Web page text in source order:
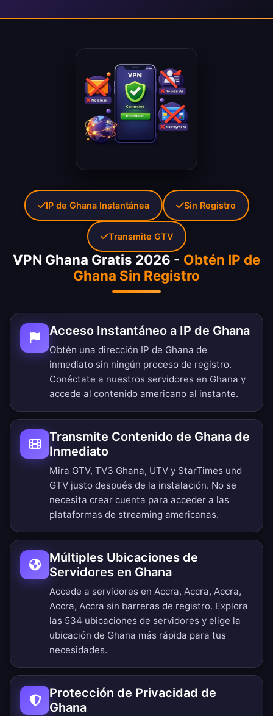
VPN Ghana Gratis 2026 - Obtén IP de
Ghana Sin Registro
Acceso Instantáneo a IP de Ghana
Obtén una dirección IP de Ghana de
inmediato sin ningún proceso de registro.
Conéctate a nuestros servidores en Ghana y
accede al contenido americano al instante.
Transmite Contenido de Ghana de
Inmediato
Mira GTV, TV3 Ghana, UTV y StarTimes und
GTV justo después de la instalación. No se
necesita crear cuenta para acceder a las
plataformas de streaming americanas.
Múltiples Ubicaciones de
Servidores en Ghana
Accede a servidores en Accra, Accra, Accra,
Accra, Accra sin barreras de registro. Explora
las 534 ubicaciones de servidores y elige la
ubicación de Ghana más rápida para tus
necesidades.
Protección de Privacidad de
Ghana
IP de Ghana Instantánea Sin Registro
Transmite GTV